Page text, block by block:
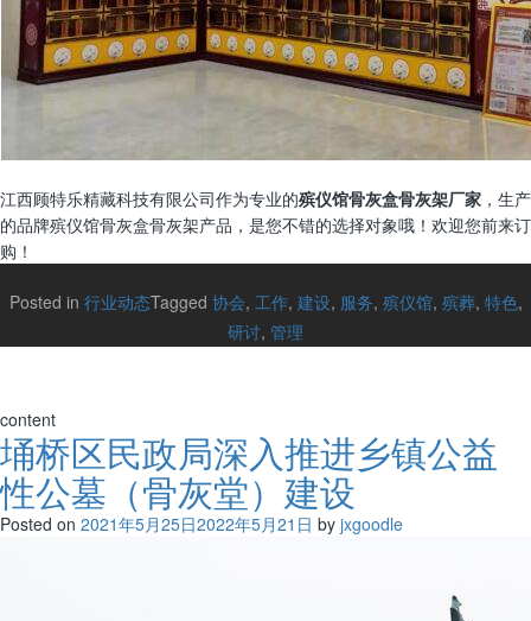
江西顾特乐精藏科技有限公司作为专业的殡仪馆骨灰盒骨灰架厂家 ，生产
的品牌殡仪馆骨灰盒骨灰架产品，是您不错的选择对象哦！欢迎您前来订
购！
Posted in 行业动态Tagged 协会, 工作, 建设, 服务, 殡仪馆, 殡葬, 特色,
研讨, 管理
content
埇桥区民政局深入推进乡镇公益
性公墓（骨灰堂）建设
Posted on 2021年5月25日2022年5月21日 by jxgoodle